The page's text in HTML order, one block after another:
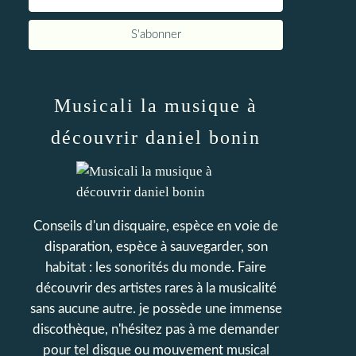
Musicali la musique à
découvrir daniel bonin
Conseils d'un disquaire, espèce en voie de
disparation, espèce à sauvegarder, son
habitat : les sonorités du monde. Faire
découvrir des artistes rares à la musicalité
sans aucune autre. je possède une immense
discothèque, n'hésitez pas à me demander
pour tel disque ou mouvement musical